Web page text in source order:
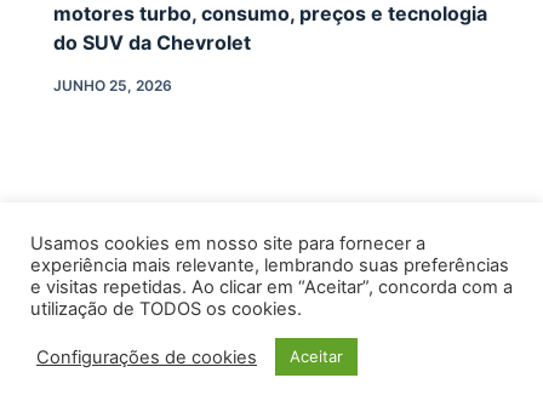
motores turbo, consumo, preços e tecnologia
do SUV da Chevrolet
JUNHO 25, 2026
INÍCIO
Usamos cookies em nosso site para fornecer a
experiência mais relevante, lembrando suas preferências
e visitas repetidas. Ao clicar em “Aceitar”, concorda com a
utilização de TODOS os cookies.
Configurações de cookies Aceitar